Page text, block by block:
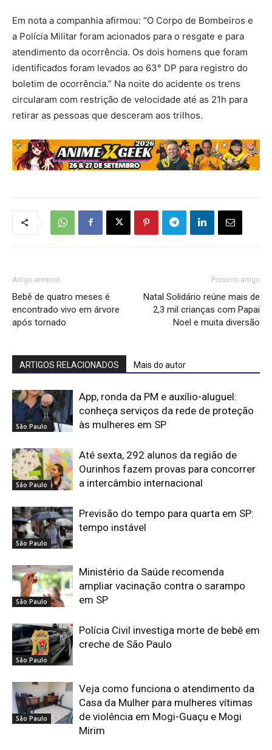
Em nota a companhia afirmou: “O Corpo de Bombeiros e
a Polícia Militar foram acionados para o resgate e para
atendimento da ocorrência. Os dois homens que foram
identificados foram levados ao 63° DP para registro do
boletim de ocorrência.” Na noite do acidente os trens
circularam com restrição de velocidade até as 21h para
retirar as pessoas que desceram aos trilhos.
Artigo anterior
Bebê de quatro meses é
encontrado vivo em árvore
após tornado
Próximo artigo
Natal Solidário reúne mais de
2,3 mil crianças com Papai
Noel e muita diversão
ARTIGOS RELACIONADOS Mais do autor
São Paulo
App, ronda da PM e auxílio-aluguel:
conheça serviços da rede de proteção
às mulheres em SP
São Paulo
Até sexta, 292 alunos da região de
Ourinhos fazem provas para concorrer
a intercâmbio internacional
São Paulo
Previsão do tempo para quarta em SP:
tempo instável
São Paulo
Ministério da Saúde recomenda
ampliar vacinação contra o sarampo
em SP
São Paulo
Polícia Civil investiga morte de bebê em
creche de São Paulo
São Paulo
Veja como funciona o atendimento da
Casa da Mulher para mulheres vítimas
de violência em Mogi-Guaçu e Mogi
Mirim